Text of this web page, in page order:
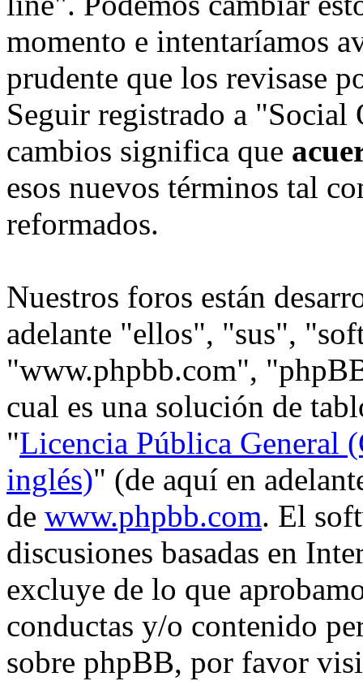
momento e intentaríamos
prudente que los revisase
Seguir registrado a "Social
cambios significa que
esos nuevos términos tal
reformados.
Nuestros foros están
adelante "ellos", "sus",
"www.phpbb.com",
cual es una solución de
"Licencia Pública General
inglés)" (de aquí en
de www.phpbb.com. El
discusiones basadas en
excluye de lo que
conductas y/o contenido
sobre phpBB, por favor